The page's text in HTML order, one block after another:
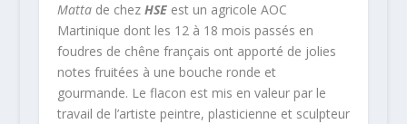
Mattade chez HSEest un agricole AOC
Martinique dont les 12 à 18 mois passés en
foudres de chêne français ont apporté de jolies
notes fruitées à une bouche ronde et
gourmande. Le flacon est mis en valeur par le
travail de l’artiste peintre, plasticienne et sculpteur